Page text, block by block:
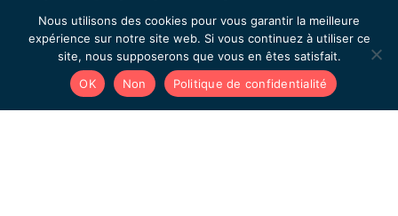
Recrutement
Dans la presse
Témoignages & cas clients
Tous les programmes de podcast learning
Nous utilisons des cookies pour vous garantir la meilleure
expérience sur notre site web. Si vous continuez à utiliser ce
site, nous supposerons que vous en êtes satisfait.
OK
Non Politique de confidentialité